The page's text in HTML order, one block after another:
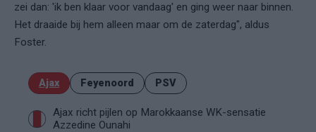
zei dan: 'ik ben klaar voor vandaag' en ging weer naar binnen.
Het draaide bij hem alleen maar om de zaterdag", aldus
Foster.
Ajax Feyenoord PSV
Ajax richt pijlen op Marokkaanse WK-sensatie
Azzedine Ounahi